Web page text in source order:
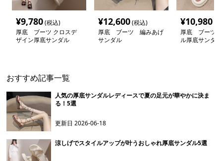
¥9,780(税込)
厚底 ブーツ クロスデ
ザイン厚底サンダル
¥12,600(税込)
厚底 ブーツ 編みあげ
サンダル
¥10,980
厚底 ブーツ
ル厚底サンダル
おすすめ記事一覧
人気の厚底サンダルレディースで夏の足元が華やかに決ま
る！5選
更新日2026-06-18
涼しげでスタイルアップが叶うおしゃれ厚底サンダル5選